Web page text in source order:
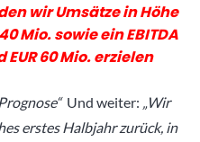
wir Umsätze in Höhe
Mio. sowie ein EBITDA
EUR 60 Mio. erzielen
Und weiter: „Wir
erstes Halbjahr zurück, in